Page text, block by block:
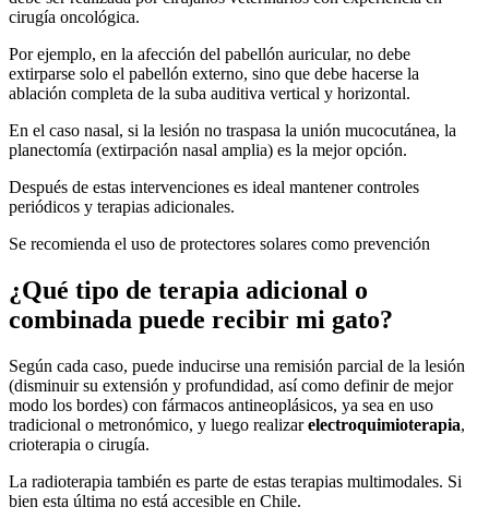
cirugía oncológica.
Por ejemplo, en la afección del pabellón auricular, no debe
extirparse solo el pabellón externo, sino que debe hacerse la
ablación completa de la suba auditiva vertical y horizontal.
En el caso nasal, si la lesión no traspasa la unión mucocutánea, la
planectomía (extirpación nasal amplia) es la mejor opción.
Después de estas intervenciones es ideal mantener controles
periódicos y terapias adicionales.
Se recomienda el uso de protectores solares como prevención
¿Qué tipo de terapia adicional o
combinada puede recibir mi gato?
Según cada caso, puede inducirse una remisión parcial de la lesión
(disminuir su extensión y profundidad, así como definir de mejor
modo los bordes) con fármacos antineoplásicos, ya sea en uso
tradicional o metronómico, y luego realizarelectroquimioterapia,
crioterapia o cirugía.
La radioterapia también es parte de estas terapias multimodales. Si
bien esta última no está accesible en Chile.